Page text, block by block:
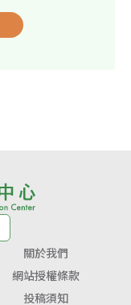
關於我們
網站授權條款
投稿須知